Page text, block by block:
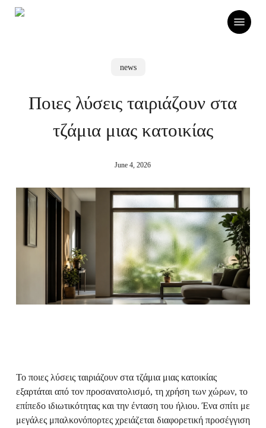
Menu
news
Ποιες λύσεις ταιριάζουν στα
τζάμια μιας κατοικίας
June 4, 2026
Το ποιες λύσεις ταιριάζουν στα τζάμια μιας κατοικίας
εξαρτάται από τον προσανατολισμό, τη χρήση των χώρων, το
επίπεδο ιδιωτικότητας και την ένταση του ήλιου. Ένα σπίτι με
μεγάλες μπαλκονόπορτες χρειάζεται διαφορετική προσέγγιση